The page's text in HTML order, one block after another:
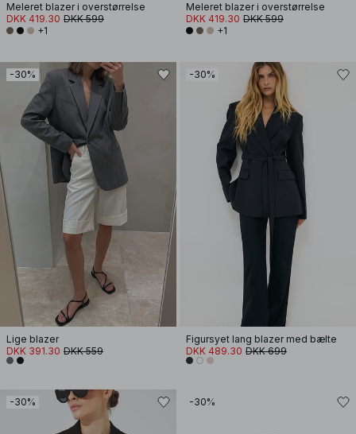
Meleret blazer i overstørrelse
DKK 419.30 DKK 599
+1
Meleret blazer i overstørrelse
DKK 419.30 DKK 599
+1
-30%
Lige blazer
DKK 391.30 DKK 559
-30%
Figursyet lang blazer med bælte
DKK 489.30 DKK 699
-30% -30%